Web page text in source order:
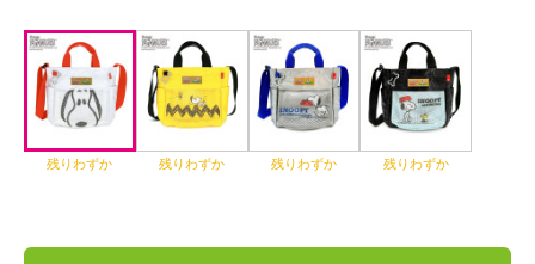
残りわずか 残りわずか 残りわずか 残りわずか